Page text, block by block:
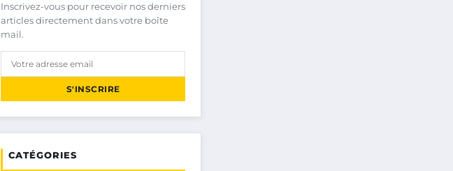
Inscrivez-vous pour recevoir nos derniers
articles directement dans votre boîte
mail.
S'INSCRIRE
CATÉGORIES